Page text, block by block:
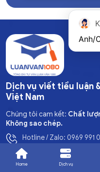
Dịch vụ viết tiểu luận
Việt Nam
Chúng tôi cam kết: Chất
Không sao chép.
Hotline / Zalo: 0969 991
Email:
Home Dịch vụ
Anh/